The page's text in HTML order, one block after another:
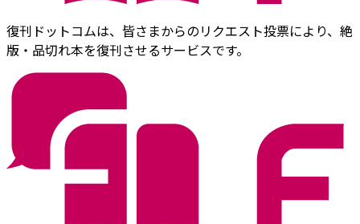
復刊ドットコムは、皆さまからのリクエスト投票により、絶
版・品切れ本を復刊させるサービスです。